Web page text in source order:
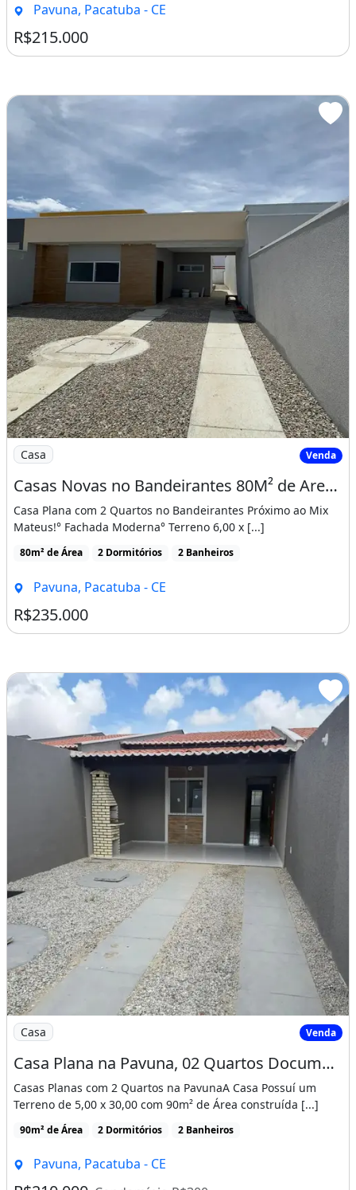
Pavuna, Pacatuba - CE
R$215.000
Imagem: Casas Novas no Bandeirantes 80M² de Area
Casa Venda
Casas Novas no Bandeirantes 80M² de Area Construida, Proximo Ao Mix Mateus! Cód. Cgj8Si
Casa Plana com 2 Quartos no Bandeirantes Próximo ao Mix
Mateus!° Fachada Moderna° Terreno 6,00 x [...]
80m² de Área 2 Dormitórios 2 Banheiros
Pavuna, Pacatuba - CE
R$235.000
Imagem: Casa Plana na Pavuna, 02 Quartos
Casa Venda
Casa Plana na Pavuna, 02 Quartos Documentação Gratis! Cód. 1D158Si
Casas Planas com 2 Quartos na PavunaA Casa Possuí um
Terreno de 5,00 x 30,00 com 90m² de Área construída [...]
90m² de Área 2 Dormitórios 2 Banheiros
Pavuna, Pacatuba - CE